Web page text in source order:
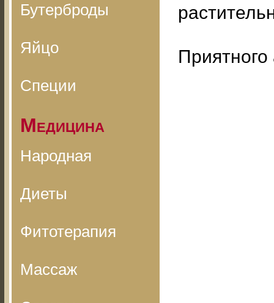
Бутерброды
Яйцо
Специи
Медицина
Народная
Диеты
Фитотерапия
Массаж
Приятного